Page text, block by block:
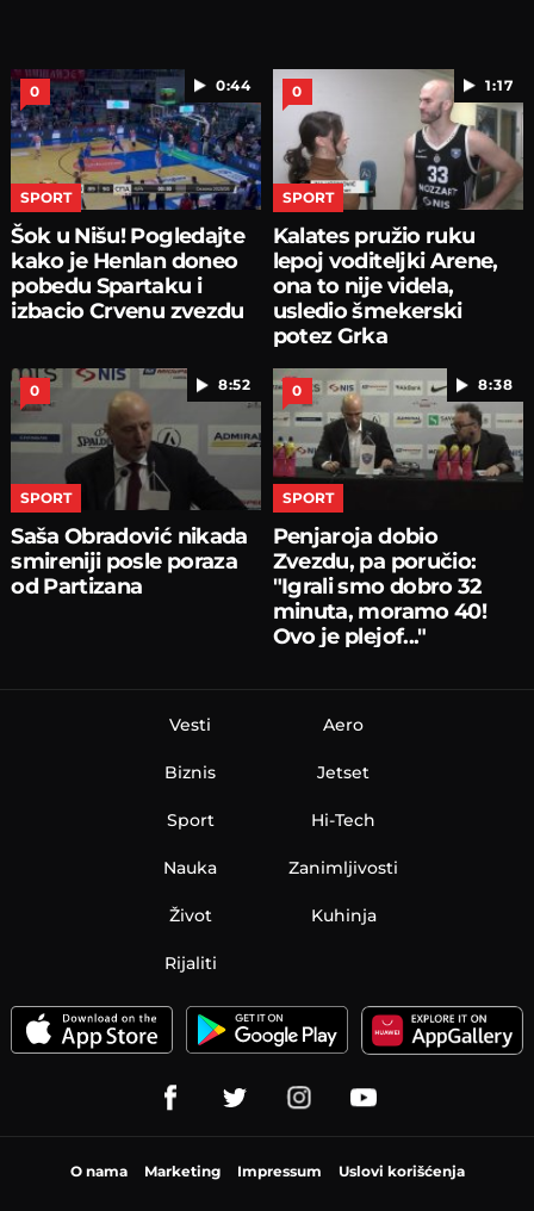
0:44
0
SPORT
Šok u Nišu! Pogledajte
kako je Henlan doneo
pobedu Spartaku i
izbacio Crvenu zvezdu
1:17
0
SPORT
Kalates pružio ruku
lepoj voditeljki Arene,
ona to nije videla,
usledio šmekerski
potez Grka
8:52
0
SPORT
Saša Obradović nikada
smireniji posle poraza
od Partizana
8:38
0
SPORT
Penjaroja dobio
Zvezdu, pa poručio:
"Igrali smo dobro 32
minuta, moramo 40!
Ovo je plejof..."
Vesti
Biznis
Sport
Nauka
Aero
Jetset
Hi-Tech
Zanimljivosti
Život Kuhinja
Rijaliti
O nama Marketing Impressum Uslovi korišćenja